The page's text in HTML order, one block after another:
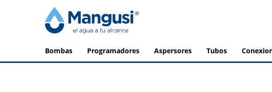
bombas programadores aspersores tubos